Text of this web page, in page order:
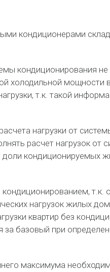
кондиционерами
кондиционирования не
холодильной мощности
т.к. такой
нагрузки от
расчет нагрузок от
доли кондиционируемых
кондиционированием, т.к.
нагрузок жилых
квартир без
за базовый при
максимума